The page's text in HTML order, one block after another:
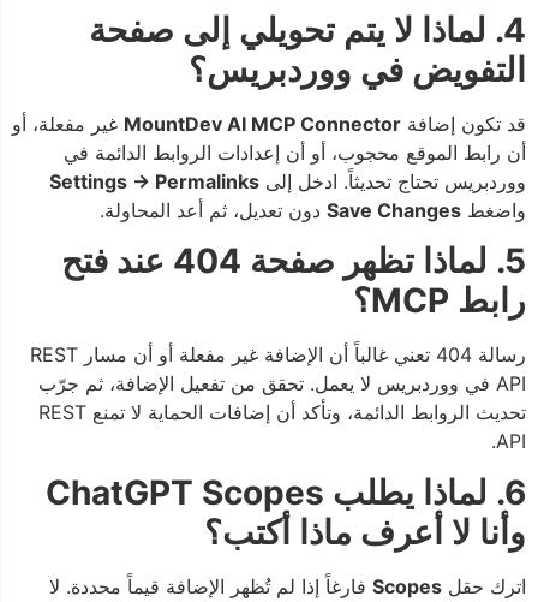
4. لماذا لا يتم تحويلي إلى صفحة
التفويض في ووردبريس؟
قد تكون إضافة MountDev AI MCP Connectorغير مفعلة، أو
أن رابط الموقع محجوب، أو أن إعدادات الروابط الدائمة في
ووردبريس تحتاج تحديثاً. ادخل إلى Settings → Permalinks
واضغط Save Changesدون تعديل، ثم أعد المحاولة.
5. لماذا تظهر صفحة 404 عند فتح
رابط MCP؟
رسالة 404 تعني غالباً أن الإضافة غير مفعلة أو أن مسار REST
API في ووردبريس لا يعمل. تحقق من تفعيل الإضافة، ثم جرّب
تحديث الروابط الدائمة، وتأكد أن إضافات الحماية لا تمنع REST
API.
6. لماذا يطلب ChatGPT Scopes
وأنا لا أعرف ماذا أكتب؟
اترك حقل Scopesفارغاً إذا لم تُظهر الإضافة قيماً محددة. لا